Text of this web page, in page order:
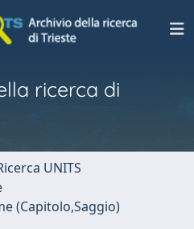
ricerca di
UNITS
(Capitolo,Saggio)